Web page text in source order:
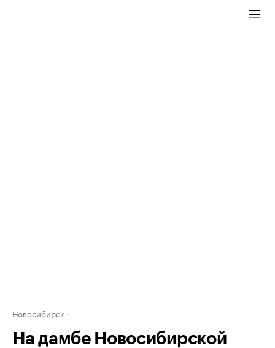
Новосибирск
На дамбе Новосибирской